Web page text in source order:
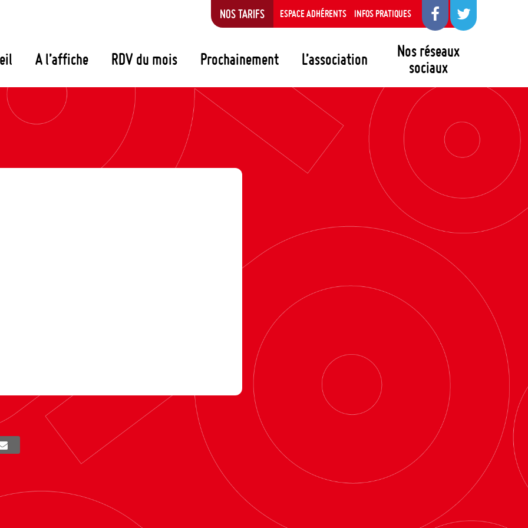
A l’affiche RDV du mois Prochainement L’association
Nos réseaux
sociaux
NOS TARIFS ESPACE ADHÉRENTS INFOS PRATIQUES